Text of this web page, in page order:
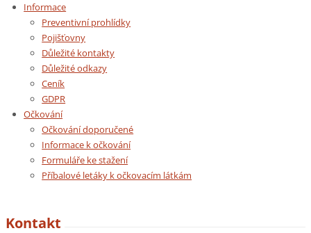
Informace
Preventivní prohlídky
Pojišťovny
Důležité kontakty
Důležité odkazy
Ceník
GDPR
Očkování
Očkování doporučené
Informace k očkování
Formuláře ke stažení
Příbalové letáky k očkovacím látkám
Kontakt